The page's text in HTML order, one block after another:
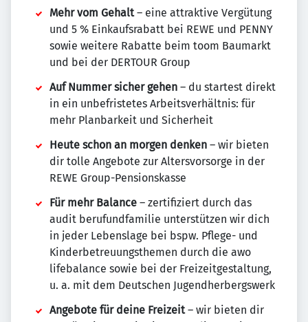
Mehr vom Gehalt– eine attraktive Vergütung
und 5 % Einkaufsrabatt bei REWE und PENNY
sowie weitere Rabatte beim toom Baumarkt
und bei der DERTOUR Group
Auf Nummer sicher gehen – du startest direkt
in ein unbefristetes Arbeitsverhältnis: für
mehr Planbarkeit und Sicherheit
Heute schon an morgen denken – wir bieten
dir tolle Angebote zur Altersvorsorge in der
REWE Group-Pensionskasse
Für mehr Balance – zertifiziert durch das
audit berufundfamilie unterstützen wir dich
in jeder Lebenslage bei bspw. Pflege- und
Kinderbetreuungsthemen durch die awo
lifebalance sowie bei der Freizeitgestaltung,
u. a. mit dem Deutschen Jugendherbergswerk
Angebote für deine Freizeit– wir bieten dir